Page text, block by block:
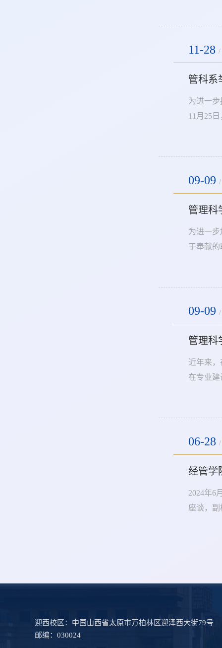
11-28 /
管科系
为进一
11月25
09-09 /
管理科
为进一
于奉献
09-09 /
管理科
近年来
在专业
06-28 /
经管学
2024年6
座谈，
迎西校区：中国山西省太原市万柏林区迎泽西大街79号
邮编：030024